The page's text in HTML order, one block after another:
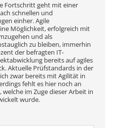
Fortschritt geht mit einer
schnellen und
einher. Agile
Möglichkeit, erfolgreich mit
und als
zu bleiben, immerhin
der befragten IT-
bereits auf agiles
Aktuelle Prüfstandards in der
zwar bereits mit Agilität in
fehlt es hier noch an
im Zuge dieser Arbeit in
wurde.